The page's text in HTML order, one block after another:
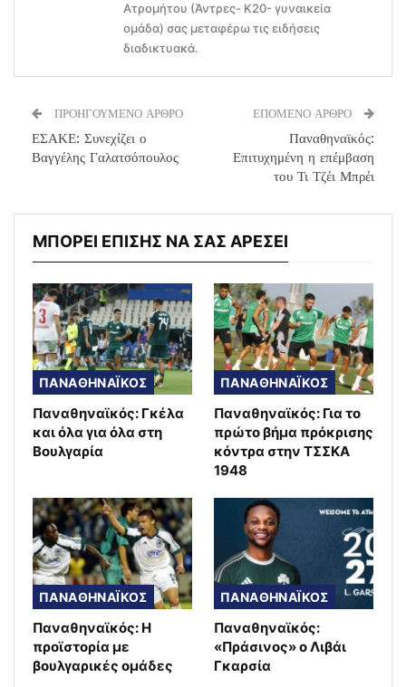
Ατρομήτου (Άντρες- Κ20- γυναικεία
ομάδα) σας μεταφέρω τις ειδήσεις
διαδικτυακά.
ΠΡΟΗΓΟΥΜΕΝΟ ΑΡΘΡΟ
ΕΣΑΚΕ: Συνεχίζει ο
Βαγγέλης Γαλατσόπουλος
ΕΠΟΜΕΝΟ ΑΡΘΡΟ
Παναθηναϊκός:
Επιτυχημένη η επέμβαση
του Τι Τζέι Μπρέι
ΜΠΟΡΕΙ ΕΠΙΣΗΣ ΝΑ ΣΑΣ ΑΡΕΣΕΙ
ΠΑΝΑΘΗΝΑΪΚΟΣ
Παναθηναϊκός: Γκέλα
και όλα για όλα στη
Βουλγαρία
ΠΑΝΑΘΗΝΑΪΚΟΣ
Παναθηναϊκός: Για το
πρώτο βήμα πρόκρισης
κόντρα στην ΤΣΣΚΑ
1948
ΠΑΝΑΘΗΝΑΪΚΟΣ
Παναθηναϊκός: Η
προϊστορία με
βουλγαρικές ομάδες
ΠΑΝΑΘΗΝΑΪΚΟΣ
Παναθηναϊκός:
«Πράσινος» ο Λιβάι
Γκαρσία